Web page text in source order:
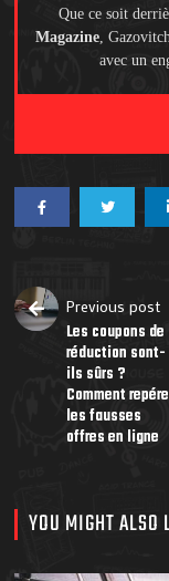
Que ce soit
Magazine,
avec un
Previous post
Les coupons de
réduction sont-
ils sûrs ?
Comment
les fausses
offres en ligne
YOU MIGHT ALSO